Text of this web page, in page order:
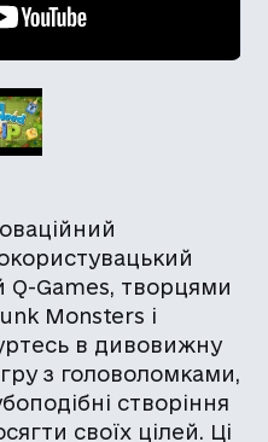
Q-Games, творцями
Monsters і
в дивовижну
з головоломками,
створіння
своїх цілей. Ці